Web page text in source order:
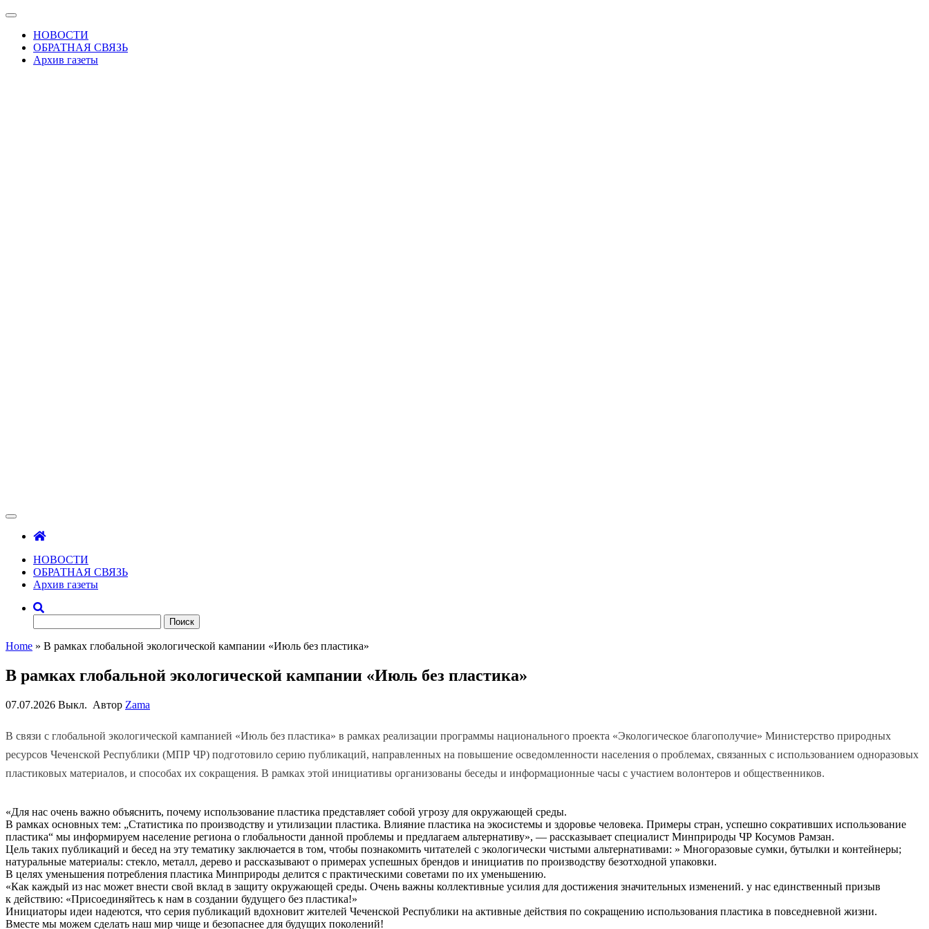
Skip
content
Показать/
Скрыть
навигацию
НОВОСТИ
ОБРАТНАЯ СВЯЗЬ
Архив газеты
НОВОСТИ
ОБРАТНАЯ СВЯЗЬ
Архив газеты
Home » В рамках глобальной экологической кампании «Июль без пластика»
В рамках глобальной экологической кампании «Июль без пластика»
07.07.2026 Выкл. Автор Zama
В связи с глобальной экологической кампанией «Июль без пластика» в рамках реализации программы национального проекта «Экологическое благополучие» Министерство природных
ресурсов Чеченской Республики (МПР ЧР) подготовило серию публикаций, направленных на повышение осведомленности населения о проблемах, связанных с использованием одноразовых
пластиковых материалов, и способах их сокращения. В рамках этой инициативы организованы беседы и информационные часы с участием волонтеров и общественников.
«Для нас очень важно объяснить, почему использование пластика представляет собой угрозу для окружающей среды.
В рамках основных тем: „Статистика по производству и утилизации пластика. Влияние пластика на экосистемы и здоровье человека. Примеры стран, успешно сокративших использование
пластика“ мы информируем население региона о глобальности данной проблемы и предлагаем альтернативу», — рассказывает специалист Минприроды ЧР Косумов Рамзан.
Цель таких публикаций и бесед на эту тематику заключается в том, чтобы познакомить читателей с экологически чистыми альтернативами: » Многоразовые сумки, бутылки и контейнеры;
натуральные материалы: стекло, металл, дерево и рассказывают о примерах успешных брендов и инициатив по производству безотходной упаковки.
В целях уменьшения потребления пластика Минприроды делится с практическими советами по их уменьшению.
«Как каждый из нас может внести свой вклад в защиту окружающей среды. Очень важны коллективные усилия для достижения значительных изменений. у нас единственный призыв
к действию: «Присоединяйтесь к нам в создании будущего без пластика!»
Инициаторы идеи надеются, что серия публикаций вдохновит жителей Чеченской Республики на активные действия по сокращению использования пластика в повседневной жизни.
Вместе мы можем сделать наш мир чище и безопаснее для будущих поколений!